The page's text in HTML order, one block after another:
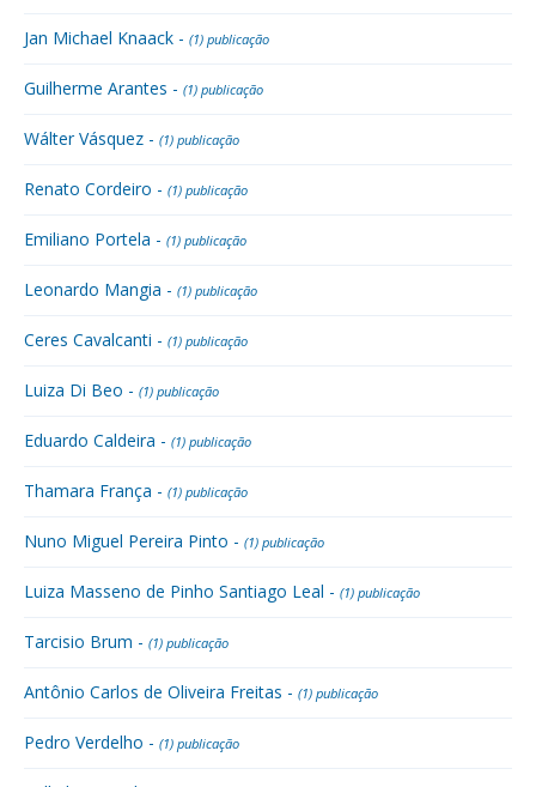
Jan Michael Knaack - (1) publicação
Guilherme Arantes - (1) publicação
Wálter Vásquez - (1) publicação
Renato Cordeiro - (1) publicação
Emiliano Portela - (1) publicação
Leonardo Mangia - (1) publicação
Ceres Cavalcanti - (1) publicação
Luiza Di Beo - (1) publicação
Eduardo Caldeira - (1) publicação
Thamara França - (1) publicação
Nuno Miguel Pereira Pinto - (1) publicação
Luiza Masseno de Pinho Santiago Leal - (1) publicação
Tarcisio Brum - (1) publicação
Antônio Carlos de Oliveira Freitas - (1) publicação
Pedro Verdelho - (1) publicação